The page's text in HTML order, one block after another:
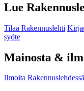
Lue
Tilaa Rakennuslehti
syöte
Mainosta &
Ilmoita Rakennuslehdessä